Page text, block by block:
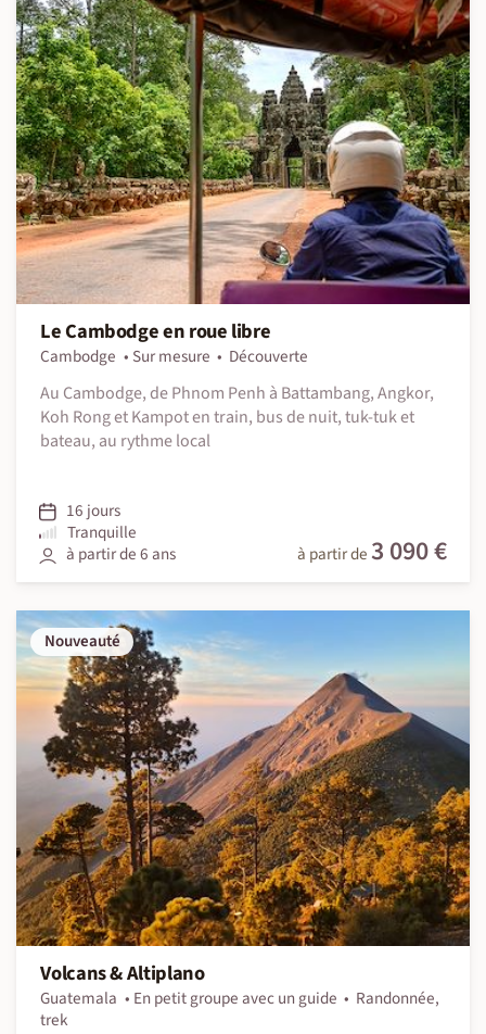
Le Cambodge en roue libre
Cambodge Sur mesure
Découverte
Au Cambodge, de Phnom Penh à Battambang, Angkor,
Koh Rong et Kampot en train, bus de nuit, tuk-tuk et
bateau, au rythme local
16 jours
Tranquille
à partir de 6 ans
à partir de 3 090 €
Nouveauté
Volcans & Altiplano
Guatemala En petit groupe avec un guide
Randonnée,
trek